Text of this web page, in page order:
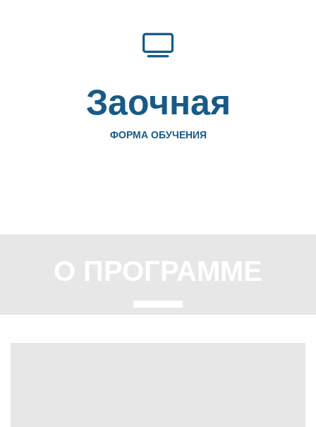
Заочная
ФОРМА ОБУЧЕНИЯ
О ПРОГРАММЕ